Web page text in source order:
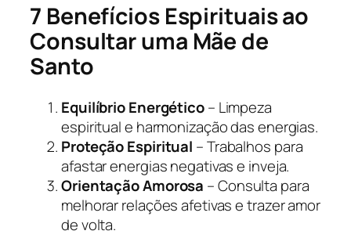
7 Benefícios Espirituais ao
Consultar uma Mãe de
Santo
Equilíbrio Energético– Limpeza
espiritual e harmonização das energias.
Proteção Espiritual – Trabalhos para
afastar energias negativas e inveja.
Orientação Amorosa – Consulta para
melhorar relações afetivas e trazer amor
de volta.